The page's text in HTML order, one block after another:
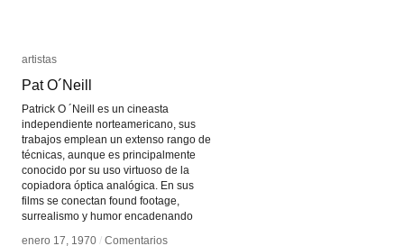
artistas
Pat O´Neill
Patrick O ´Neill es un cineasta
independiente norteamericano, sus
trabajos emplean un extenso rango de
técnicas, aunque es principalmente
conocido por su uso virtuoso de la
copiadora óptica analógica. En sus
films se conectan found footage,
surrealismo y humor encadenando
enero 17, 1970 / Comentarios
artistas
Pat O´Neill
enero 17, 1970 / Comentarios